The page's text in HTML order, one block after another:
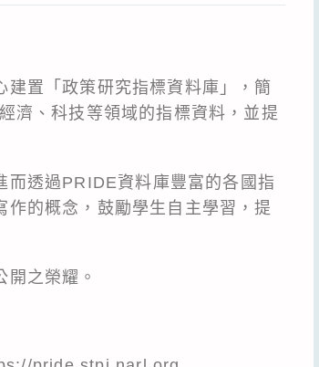
置「政策研究指標資料庫」，簡
、科技等領域的指標資料，並提
而透過PRIDE資料庫豐富的各國指
的概念，鼓勵學生自主學習，提
之榮耀。